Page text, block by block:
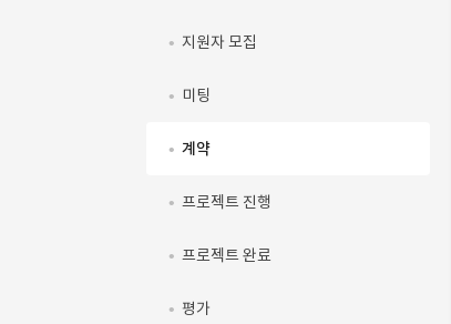
지원자 모집
미팅
계약
프로젝트 진행
프로젝트 완료
평가